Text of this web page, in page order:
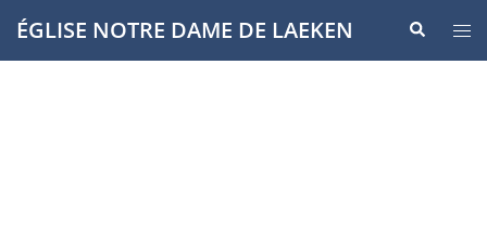
Aller
auÉGLISE NOTRE DAME DE LAEKEN
le